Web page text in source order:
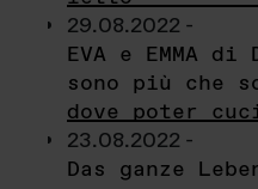
29.08.2022 -
EVA e EMMA di
sono più che
dove poter
23.08.2022 -
Das ganze